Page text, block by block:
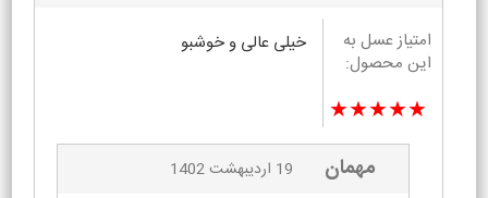
امتیاز عسل به
این محصول:
★★★★★
خیلی عالی و خوشبو
مهمان 19 اردیبهشت 1402